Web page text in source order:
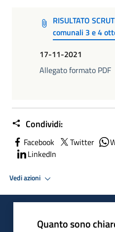
RISULTATO
comunali 3 e 4
17-11-2021
Allegato formato PDF
Condividi:
Facebook Twitter
LinkedIn
Vedi azioni
Quanto sono